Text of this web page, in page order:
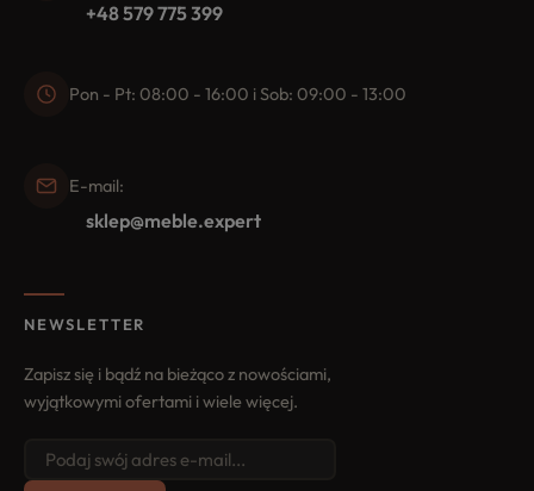
+48 579 775 399
Pon - Pt: 08:00 - 16:00 i Sob: 09:00 - 13:00
E-mail:
sklep@meble.expert
NEWSLETTER
Zapisz się i bądź na bieżąco z nowościami,
wyjątkowymi ofertami i wiele więcej.